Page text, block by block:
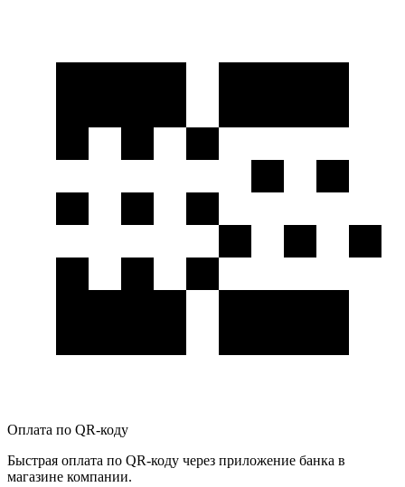
Оплата по QR-коду
Быстрая оплата по QR-коду через приложение банка в
магазине компании.